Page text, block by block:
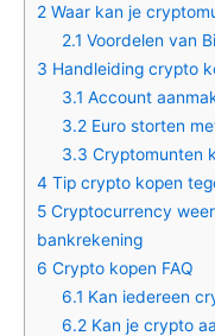
2 Waar kan je
2.1 Voordelen van
3 Handleiding crypto
3.1 Account
3.2Euro storten
3.3 Cryptomunten
4 Tip crypto kopen
5 Cryptocurrency
bankrekening
6 Crypto kopen FAQ
6.1 Kan iedereen
6.2Kan je crypto